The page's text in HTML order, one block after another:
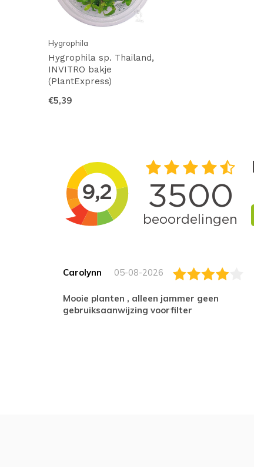
Hygrophila
Hygrophila sp. Thailand,
INVITRO bakje
(PlantExpress)
€5,39
Carolynn 05-08-2026
Mooie planten , alleen jammer geen
gebruiksaanwijzing voorfilter